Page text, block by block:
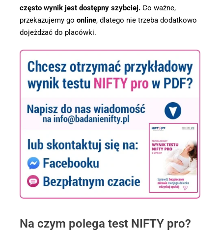
często wynik jest dostępny szybciej. Co ważne,
przekazujemy go online, dlatego nie trzeba dodatkowo
dojeżdżać do placówki.
Na czym polega test NIFTY pro?